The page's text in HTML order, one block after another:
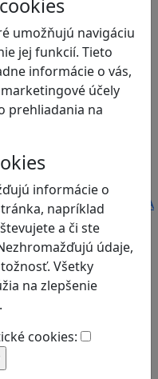
umožňujú navigáciu
jej funkcií. Tieto
informácie o vás,
účely
prehliadania na
informácie o
napríklad
a či ste
údaje,
Všetky
na zlepšenie
cookies:
aby ste
A Wildlife
z rodiny,…